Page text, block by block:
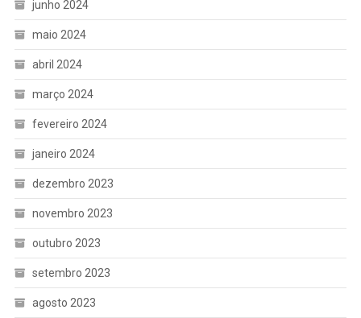
junho 2024
maio 2024
abril 2024
março 2024
fevereiro 2024
janeiro 2024
dezembro 2023
novembro 2023
outubro 2023
setembro 2023
agosto 2023